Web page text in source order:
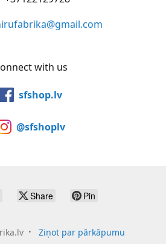
with us
sfshop.lv
@sfshoplv
Share Pin
Ziņot par pārkāpumu